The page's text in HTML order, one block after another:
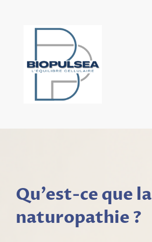
Qu’est-ce que la
naturopathie ?